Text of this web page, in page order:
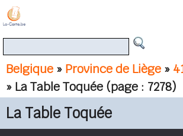
Belgique » Province de Liège »
» La Table Toquée (page : 7278)
La Table Toquée